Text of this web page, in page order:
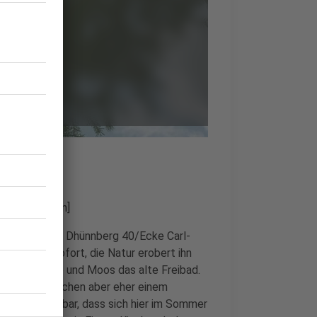
Bild klicken]
am Dhünnberg 40/Ecke Carl-
wir sofort, die Natur erobert ihn
Bäume und Moos das alte Freibad.
inzwischen aber eher einem
vorstellbar, dass sich hier im Sommer